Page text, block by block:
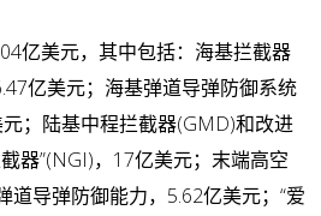
亿美元，其中包括：海基拦截器
亿美元；海基弹道导弹防御系统
；陆基中程拦截器(GMD)和改进
器”(NGI)，17亿美元；末端高空
道导弹防御能力，5.62亿美元；“爱